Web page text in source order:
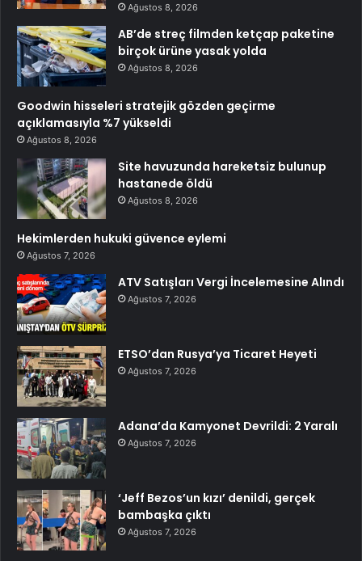
Ağustos 8, 2026
AB’de streç filmden ketçap paketine
birçok ürüne yasak yolda
Ağustos 8, 2026
Goodwin hisseleri stratejik gözden geçirme
açıklamasıyla %7 yükseldi
Ağustos 8, 2026
Site havuzunda hareketsiz bulunup
hastanede öldü
Ağustos 8, 2026
Hekimlerden hukuki güvence eylemi
Ağustos 7, 2026
ATV Satışları Vergi İncelemesine Alındı
Ağustos 7, 2026
ETSO’dan Rusya’ya Ticaret Heyeti
Ağustos 7, 2026
Adana’da Kamyonet Devrildi: 2 Yaralı
Ağustos 7, 2026
‘Jeff Bezos’un kızı’ denildi, gerçek
bambaşka çıktı
Ağustos 7, 2026